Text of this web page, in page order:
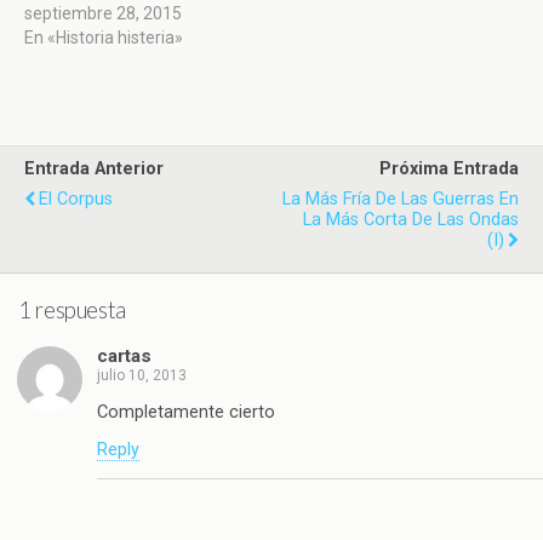
septiembre 28, 2015
En «Historia histeria»
Entrada Anterior
El Corpus
Próxima Entrada
La Más Fría De Las Guerras En
La Más Corta De Las Ondas
(I)
1 respuesta
cartas
julio 10, 2013
Completamente cierto
Reply